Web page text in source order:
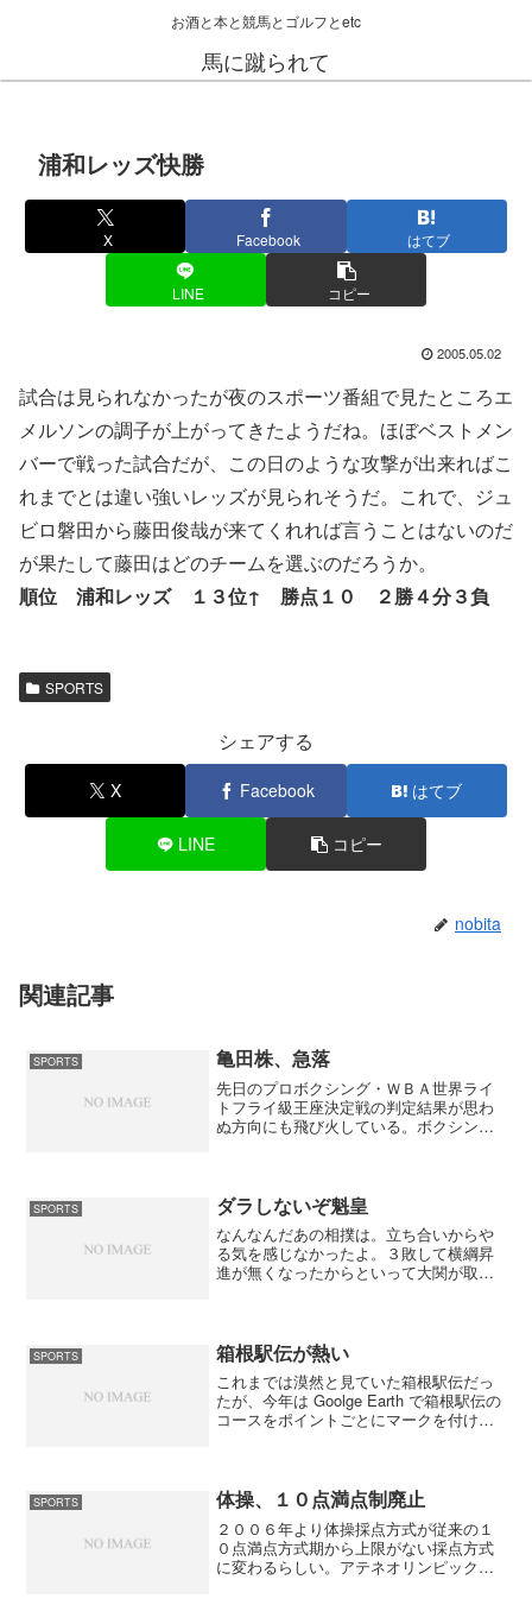
お酒と本と競馬とゴルフとetc
馬に蹴られて
浦和レッズ快勝
X Facebook はてブ
LINE コピー
2005.05.02
試合は見られなかったが夜のスポーツ番組で見たところエ
メルソンの調子が上がってきたようだね。ほぼベストメン
バーで戦った試合だが、この日のような攻撃が出来ればこ
れまでとは違い強いレッズが見られそうだ。これで、ジュ
ビロ磐田から藤田俊哉が来てくれれば言うことはないのだ
が果たして藤田はどのチームを選ぶのだろうか。
順位 浦和レッズ １３位↑ 勝点１０ ２勝４分３負
SPORTS
シェアする
X Facebook はてブ
LINE コピー
nobita
関連記事
SPORTS 亀田株、急落
先日のプロボクシング・ＷＢＡ世界ライ
トフライ級王座決定戦の判定結果が思わ
ぬ方向にも飛び火している。ボクシング
ん、スポンサー契約を結...
SPORTS ダラしないぞ魁皇
なんなんだあの相撲は。立ち合いからや
る気を感じなかったよ。３敗して横綱昇
進が無くなったからといって大関が取る
あとは一気の寄り切り。勢...
SPORTS 箱根駅伝が熱い
これまでは漠然と見ていた箱根駅伝だっ
たが、今年は Goolge Earth で箱根駅伝の
コースをポイントごとにマークを付け、
年は彼の...
SPORTS 体操、１０点満点制廃止
２００６年より体操採点方式が従来の１
０点満点方式期から上限がない採点方式
に変わるらしい。アテネオリンピックで